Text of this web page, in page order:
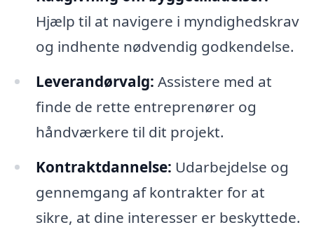
Hjælp til at navigere i myndighedskrav
og indhente nødvendig godkendelse.
Leverandørvalg: Assistere med at
finde de rette entreprenører og
håndværkere til dit projekt.
Kontraktdannelse: Udarbejdelse og
gennemgang af kontrakter for at
sikre, at dine interesser er beskyttede.